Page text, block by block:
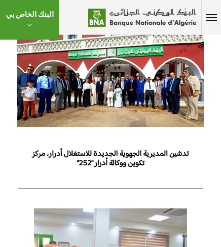
البنك الخاص بي
تدشين المديرية الجهوية الجديدة للاستغلال أدرار، مركز
تكوين ووكالة أدرار “252”